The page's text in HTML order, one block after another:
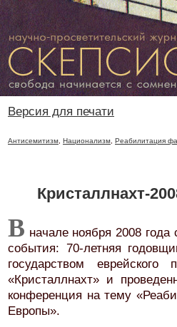
Версия для печати
Антисемитизм Национализм Реабилитация
Кристаллнахт-
В начале ноября 2008
события: 70-летняя
государством
«Кристаллнахт» и
конференция на тему
Европы».